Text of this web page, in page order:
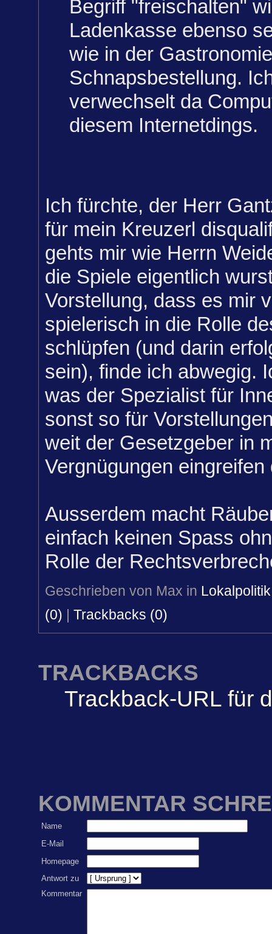
Begriff "freischalten"
Ladenkasse ebenso
wie in der
Schnapsbestellung.
verwechselt da
diesem Internetdings.
Ich fürchte, der Herr
für mein Kreuzerl
gehts mir wie Herrn
die Spiele eigentlich
Vorstellung, dass es mir
spielerisch in die Rolle
schlüpfen (und darin
sein), finde ich abwegig.
was der Spezialist für
sonst so für
weit der Gesetzgeber in
Vergnügungen eingreifen
Ausserdem macht
einfach keinen Spass
Rolle der
Geschrieben von Max in Lokalpolitik
(0) | Trackbacks (0)
TRACKBACKS
Trackback-URL für
KOMMENTAR
Name
E-Mail
Homepage
Antwort zu
Kommentar